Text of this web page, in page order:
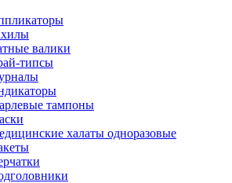
валики
типсы
тампоны
халаты одноразовые